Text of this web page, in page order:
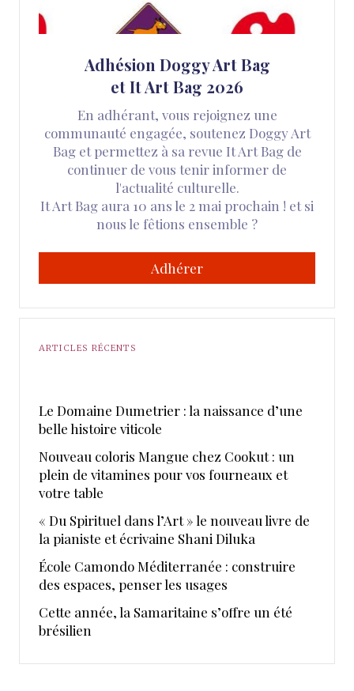
Adhésion Doggy Art Bag
et It Art Bag 2026
En adhérant, vous rejoignez une
communauté engagée, soutenez Doggy Art
Bag et permettez à sa revue It Art Bag de
continuer de vous tenir informer de
l'actualité culturelle.
It Art Bag aura 10 ans le 2 mai prochain ! et si
nous le fêtions ensemble ?
Adhérer
ARTICLES RÉCENTS
Le Domaine Dumetrier : la naissance d’une
belle histoire viticole
Nouveau coloris Mangue chez Cookut : un
plein de vitamines pour vos fourneaux et
votre table
« Du Spirituel dans l’Art » le nouveau livre de
la pianiste et écrivaine Shani Diluka
École Camondo Méditerranée : construire
des espaces, penser les usages
Cette année, la Samaritaine s’offre un été
brésilien